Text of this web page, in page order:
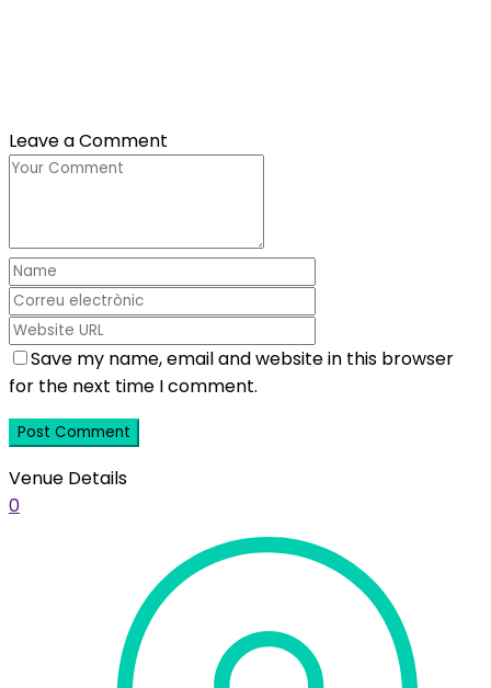
Leave a Comment
Save my name, email and website in this browser
for the next time I comment.
Venue Details
0